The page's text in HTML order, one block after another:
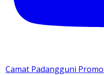
Camat Padangguni